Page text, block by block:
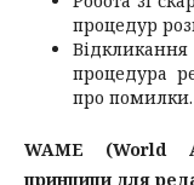
процедур
процедура
про помилки.
WAME (World
принципи для